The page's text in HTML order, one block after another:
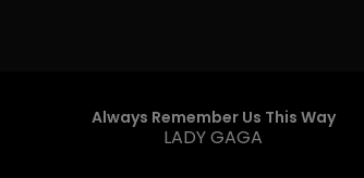
Always Remember Us This Way
LADY GAGA